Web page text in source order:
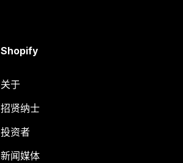
Shopify
关于
招贤纳士
投资者
新闻媒体